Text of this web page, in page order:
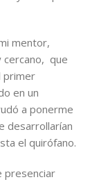
mentor,
cercano, que
primer
en un
a ponerme
desarrollarían
el quirófano.
presenciar